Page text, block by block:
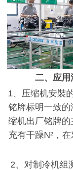
二、应用
1、压缩机安裝
铭牌标明一致
缩机出厂铭牌
充有干躁N²，
2、对制冷机组